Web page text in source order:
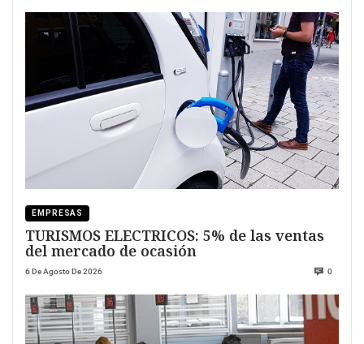
EMPRESAS
TURISMOS ELECTRICOS: 5% de las ventas
del mercado de ocasión
6 De Agosto De 2026 0